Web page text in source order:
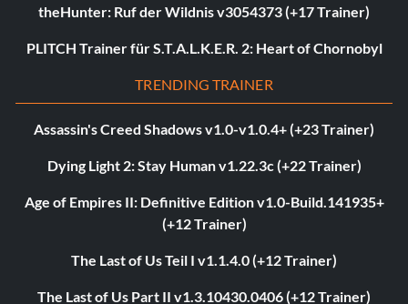
theHunter: Ruf der Wildnis v3054373 (+17 Trainer)
PLITCH Trainer für S.T.A.L.K.E.R. 2: Heart of Chornobyl
TRENDING TRAINER
Assassin's Creed Shadows v1.0-v1.0.4+ (+23 Trainer)
Dying Light 2: Stay Human v1.22.3c (+22 Trainer)
Age of Empires II: Definitive Edition v1.0-Build.141935+
(+12 Trainer)
The Last of Us Teil I v1.1.4.0 (+12 Trainer)
The Last of Us Part II v1.3.10430.0406 (+12 Trainer)